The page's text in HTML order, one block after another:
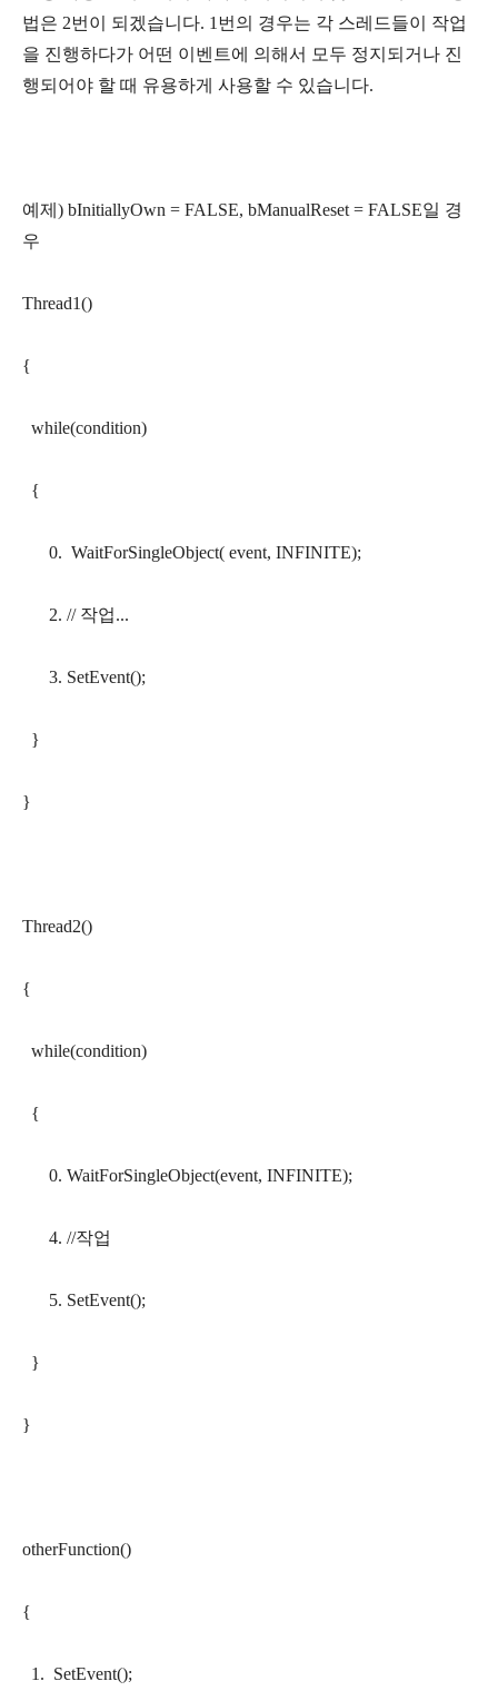
법은 2번이 되겠습니다. 1번의 경우는 각 스레드들이 작업
을 진행하다가 어떤 이벤트에 의해서 모두 정지되거나 진
행되어야 할 때 유용하게 사용할 수 있습니다.
예제) bInitiallyOwn = FALSE, bManualReset = FALSE일 경
우
Thread1()
{
while(condition)
{
0. WaitForSingleObject( event, INFINITE);
2. // 작업...
3. SetEvent();
}
}
Thread2()
{
while(condition)
{
0. WaitForSingleObject(event, INFINITE);
4. //작업
5. SetEvent();
}
}
otherFunction()
{
1. SetEvent();